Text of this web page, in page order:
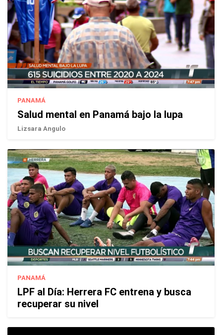
PANAMÁ
Salud mental en Panamá bajo la lupa
Lizsara Angulo
PANAMÁ
LPF al Día: Herrera FC entrena y busca
recuperar su nivel